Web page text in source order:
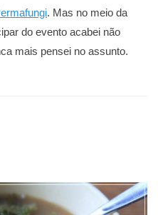
. Mas no meio da
do evento acabei não
mais pensei no assunto.